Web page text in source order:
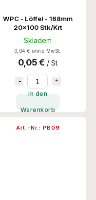
WPC - Löffel - 168mm
20x100 Stk/Krt
Skladem
0,04 € ohne MwSt.
0,05 € / St
In den
Warenkorb
Art.-Nr.: PB09